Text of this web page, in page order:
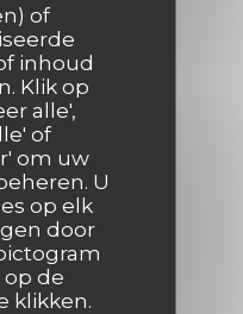
of
inhoud
Klik op
alle',
of
om uw
U
op elk
door
de
klikken.